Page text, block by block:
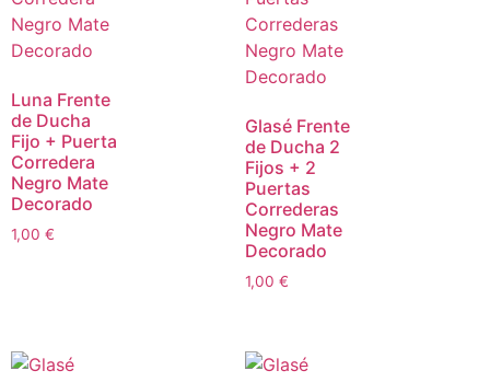
Luna Frente
de Ducha
Fijo + Puerta
Corredera
Negro Mate
Decorado
1,00 €
Glasé Frente
de Ducha 2
Fijos + 2
Puertas
Correderas
Negro Mate
Decorado
1,00 €